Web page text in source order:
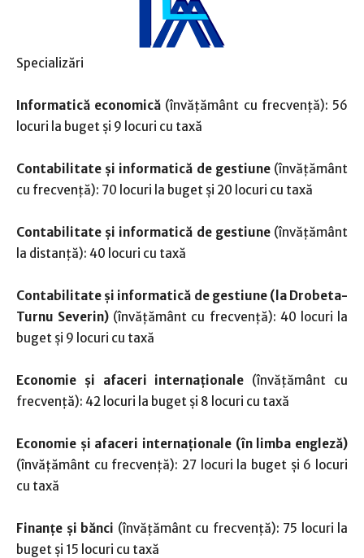
Specializări
Informatică economică (învăţământ cu frecvență): 56
locuri la buget şi 9 locuri cu taxă
Contabilitate şi informatică de gestiune(învăţământ
cu frecvență): 70 locuri la buget şi 20 locuri cu taxă
Contabilitate şi informatică de gestiune(învăţământ
la distanță): 40 locuri cu taxă
Contabilitate şi informatică de gestiune (la Drobeta-
Turnu Severin) (învăţământ cu frecvență): 40 locuri la
buget şi 9 locuri cu taxă
Economie şi afaceri internaţionale (învăţământ cu
frecvență): 42 locuri la buget şi 8 locuri cu taxă
Economie şi afaceri internaţionale (în limba engleză)
(învăţământ cu frecvență): 27 locuri la buget şi 6 locuri
cu taxă
Finanţe şi bănci (învăţământ cu frecvență): 75 locuri la
buget şi 15 locuri cu taxă